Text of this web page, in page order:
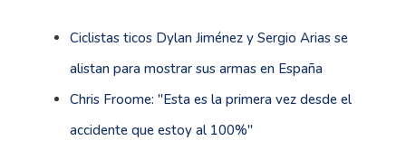
Ciclistas ticos Dylan Jiménez y Sergio Arias se
alistan para mostrar sus armas en España
Chris Froome: ''Esta es la primera vez desde el
accidente que estoy al 100%''